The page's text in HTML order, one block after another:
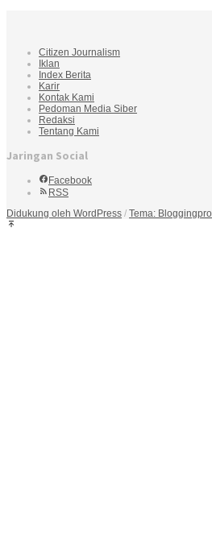
Citizen Journalism
Iklan
Index Berita
Karir
Kontak Kami
Pedoman Media Siber
Redaksi
Tentang Kami
Jaringan Social
Facebook
RSS
Didukung oleh WordPress / Tema: Bloggingpro